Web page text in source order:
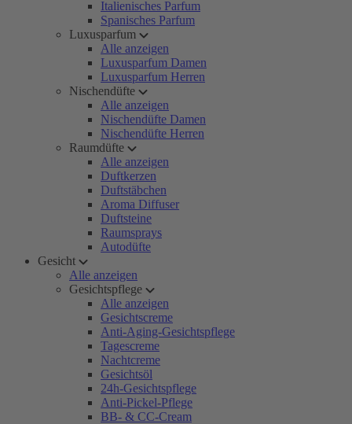
Italienisches Parfum
Spanisches Parfum
Luxusparfum
Alle anzeigen
Luxusparfum Damen
Luxusparfum Herren
Nischendüfte
Alle anzeigen
Nischendüfte Damen
Nischendüfte Herren
Raumdüfte
Alle anzeigen
Duftkerzen
Duftstäbchen
Aroma Diffuser
Duftsteine
Raumsprays
Autodüfte
Gesicht
Alle anzeigen
Gesichtspflege
Alle anzeigen
Gesichtscreme
Anti-Aging-Gesichtspflege
Tagescreme
Nachtcreme
Gesichtsöl
24h-Gesichtspflege
Anti-Pickel-Pflege
BB- & CC-Cream